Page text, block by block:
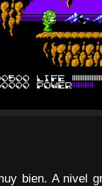
bien. A nivel